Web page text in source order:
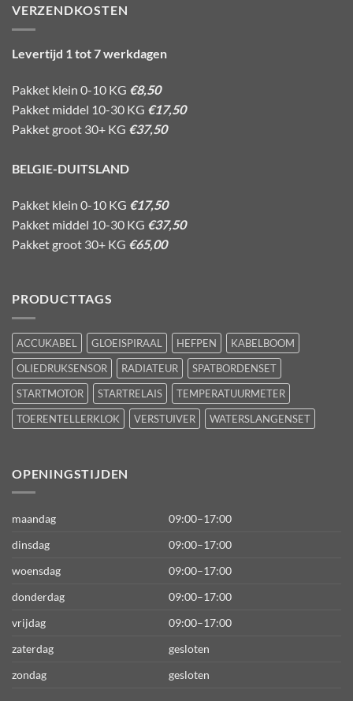
VERZENDKOSTEN
Levertijd 1 tot 7 werkdagen
Pakket klein 0-10 KG €8,50
Pakket middel 10-30 KG €17,50
Pakket groot 30+ KG €37,50
BELGIE-DUITSLAND
Pakket klein 0-10 KG €17,50
Pakket middel 10-30 KG €37,50
Pakket groot 30+ KG €65,00
PRODUCTTAGS
ACCUKABEL GLOEISPIRAAL HEFPEN
KABELBOOM
OLIEDRUKSENSOR
RADIATEUR
SPATBORDENSET
STARTMOTOR
STARTRELAIS
TEMPERATUURMETER
TOERENTELLERKLOK
VERSTUIVER WATERSLANGENSET
OPENINGSTIJDEN
maandag
09:00–17:00
dinsdag
09:00–17:00
woensdag
09:00–17:00
donderdag
09:00–17:00
vrijdag
09:00–17:00
zaterdag
gesloten
zondag
gesloten